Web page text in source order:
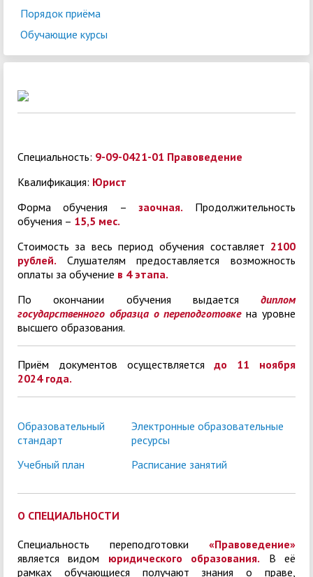
Порядок приёма
Обучающие курсы
Специальность: 9-09-0421-01 Правоведение
Квалификация: Юрист
Форма обучения –
заочная.
Продолжительность
обучения – 15,5 мес.
Стоимость за весь период обучения составляет 2100
рублей. Слушателям предоставляется возможность
оплаты за обучение в 4 этапа.
По окончании обучения выдается диплом
государственного образца опереподготовкена уровне
высшего образования.
Приём документов осуществляется
до 11 ноября
2024 года.
Образовательный
стандарт
Электронные образовательные
ресурсы
Учебный план
Расписание занятий
О СПЕЦИАЛЬНОСТИ
Специальность переподготовки «Правоведение»
является видом юридического образования. В её
рамках обучающиеся получают знания о праве,